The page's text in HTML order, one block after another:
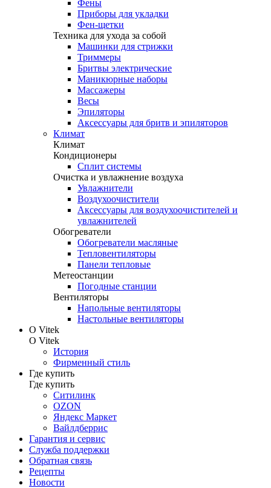
Фены
Приборы для укладки
Фен-щетки
Техника для ухода за собой
Машинки для стрижки
Триммеры
Бритвы электрические
Маникюрные наборы
Массажеры
Весы
Эпиляторы
Аксессуары для бритв и эпиляторов
Климат
Климат
Кондиционеры
Сплит системы
Очистка и увлажнение воздуха
Увлажнители
Воздухоочистители
Аксессуары для воздухоочистителей и
увлажнителей
Обогреватели
Обогреватели масляные
Тепловентиляторы
Панели тепловые
Метеостанции
Погодные станции
Вентиляторы
Напольные вентиляторы
Настольные вентиляторы
О Vitek
О Vitek
История
Фирменный стиль
Где купить
Где купить
Ситилинк
OZON
Яндекс Маркет
Вайлдберрис
Гарантия и сервис
Служба поддержки
Обратная связь
Рецепты
Новости